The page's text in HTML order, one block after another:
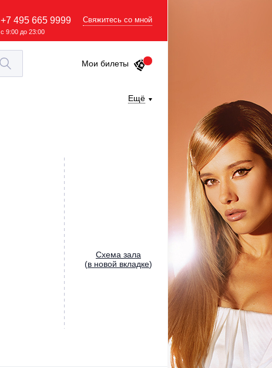
+7 495 665 9999
с 9:00 до 23:00
Свяжитесь со мной
Мои билеты
Ещё
Cхема зала
(в новой вкладке)